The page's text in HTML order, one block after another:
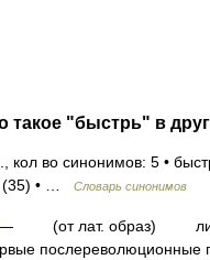
такое "быстрь" в
во синонимов: 5 •
(35) • …
Словарь синонимов
(от лат. образ) лит.
послереволюционные